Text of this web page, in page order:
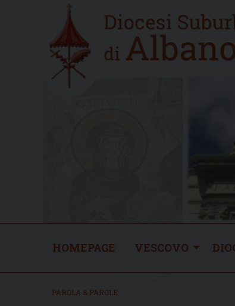
Home
new
HOMEPAGE VESCOVO
PAROLA & PAROLE